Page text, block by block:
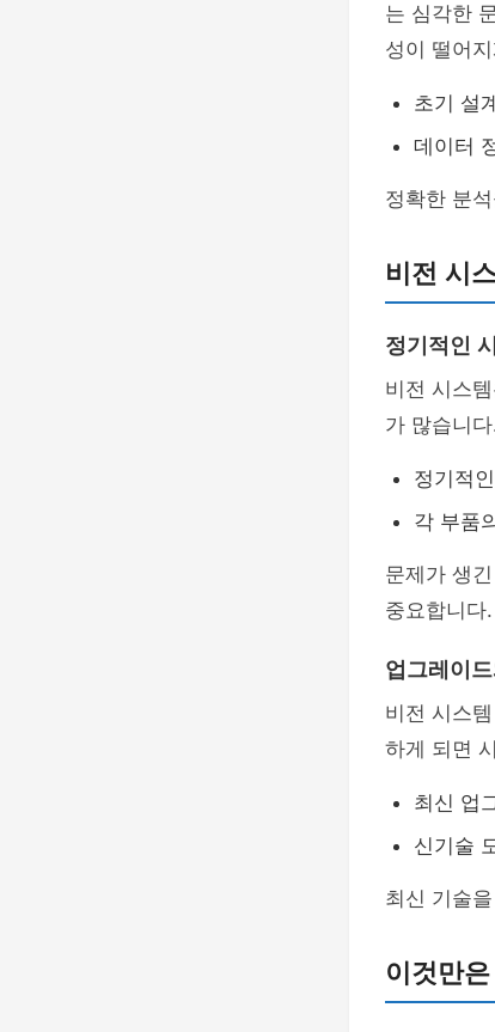
는 심각한
성이 떨어
초기 설
데이터
정확한 분
비전 시
정기적인
비전 시스
가 많습니
정기적
각 부품
문제가 생
중요합니다.
업그레이
비전 시스
하게 되면
최신 업
신기술
최신 기술
이것만